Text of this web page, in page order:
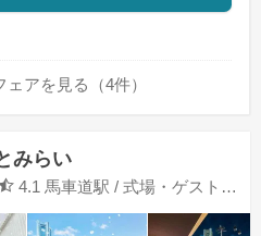
ェアを 見る（4件）
みらい
口コミ評価
4.1 馬車道駅 / 式場・ゲストハウス